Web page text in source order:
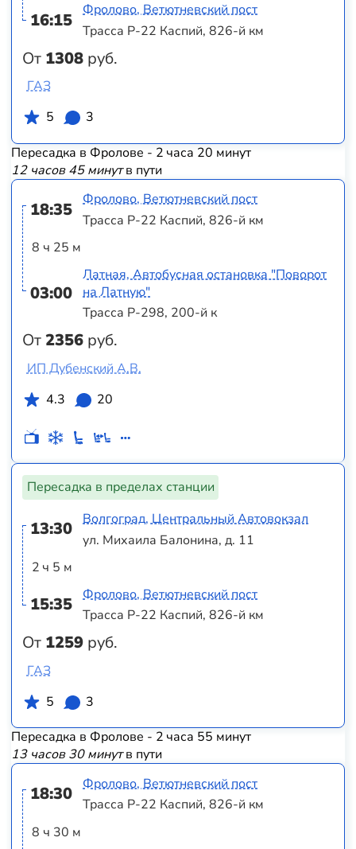
16:15
От 1308 руб.
Фролово, Ветютневский пост
Трасса Р-22 Каспий, 826-й км
ГАЗ
5
3
Пересадка в Фролове - 2 часа 20 минут
12 часов 45 минутв пути
18:35
8 ч 25 м
03:00
От2356 руб.
Фролово, Ветютневский пост
Трасса Р-22 Каспий, 826-й км
Латная, Автобусная остановка "Поворот
на Латную"
Трасса Р-298, 200-й к
ИП Дубенский А.В.
4.3
20
Пересадка в пределах станции
13:30
2 ч 5 м
15:35
От 1259 руб.
Волгоград, Центральный Автовокзал
ул. Михаила Балонина, д. 11
Фролово, Ветютневский пост
Трасса Р-22 Каспий, 826-й км
ГАЗ
5
3
Пересадка в Фролове - 2 часа 55 минут
13 часов 30 минутв пути
18:30
8 ч 30 м
Фролово, Ветютневский пост
Трасса Р-22 Каспий, 826-й км